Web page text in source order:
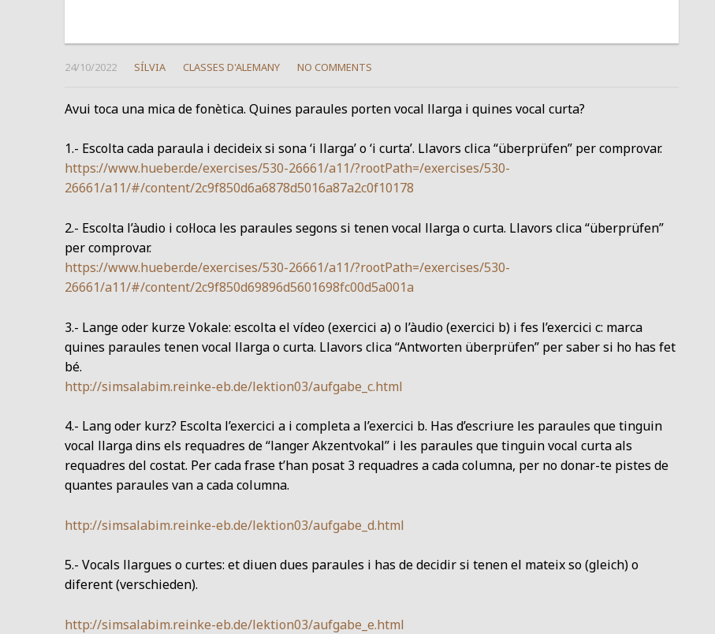
24/10/2022 SÍLVIA CLASSES D'ALEMANY NO COMMENTS
Avui toca una mica de fonètica. Quines paraules porten vocal llarga i quines vocal curta?
1.- Escolta cada paraula i decideix si sona ‘i llarga’ o ‘i curta’. Llavors clica “überprüfen” per comprovar.
https://www.hueber.de/exercises/530-26661/a11/?rootPath=/exercises/530-
26661/a11/#/content/2c9f850d6a6878d5016a87a2c0f10178
2.- Escolta l’àudio i col·loca les paraules segons si tenen vocal llarga o curta. Llavors clica “überprüfen”
per comprovar.
https://www.hueber.de/exercises/530-26661/a11/?rootPath=/exercises/530-
26661/a11/#/content/2c9f850d69896d5601698fc00d5a001a
3.- Lange oder kurze Vokale: escolta el vídeo (exercici a) o l’àudio (exercici b) i fes l’exercici c: marca
quines paraules tenen vocal llarga o curta. Llavors clica “Antworten überprüfen” per saber si ho has fet
bé.
http://simsalabim.reinke-eb.de/lektion03/aufgabe_c.html
4.- Lang oder kurz? Escolta l’exercici a i completa a l’exercici b. Has d’escriure les paraules que tinguin
vocal llarga dins els requadres de “langer Akzentvokal” i les paraules que tinguin vocal curta als
requadres del costat. Per cada frase t’han posat 3 requadres a cada columna, per no donar-te pistes de
quantes paraules van a cada columna.
http://simsalabim.reinke-eb.de/lektion03/aufgabe_d.html
5.- Vocals llargues o curtes: et diuen dues paraules i has de decidir si tenen el mateix so (gleich) o
diferent (verschieden).
http://simsalabim.reinke-eb.de/lektion03/aufgabe_e.html